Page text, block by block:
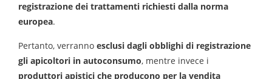
registrazione dei trattamenti richiesti dalla norma
europea.
Pertanto, verranno esclusi dagli obblighi di registrazione
gli apicoltori in autoconsumo, mentre invece i
produttori apistici che producono per la vendita